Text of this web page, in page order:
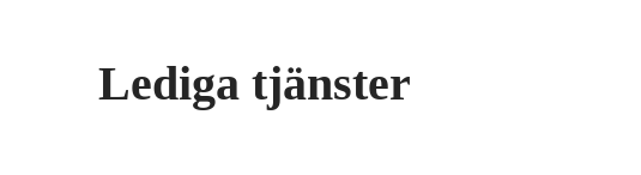
Lediga tjänster